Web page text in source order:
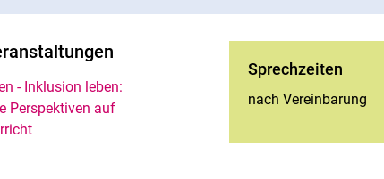
- Inklusion leben:
Perspektiven auf
Sprechzeiten
nach Vereinbarung